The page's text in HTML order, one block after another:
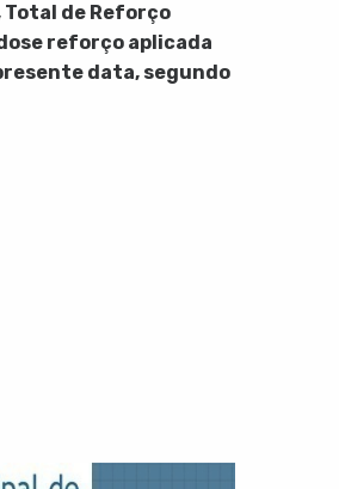
Total de Reforço
reforço aplicada
data, segundo